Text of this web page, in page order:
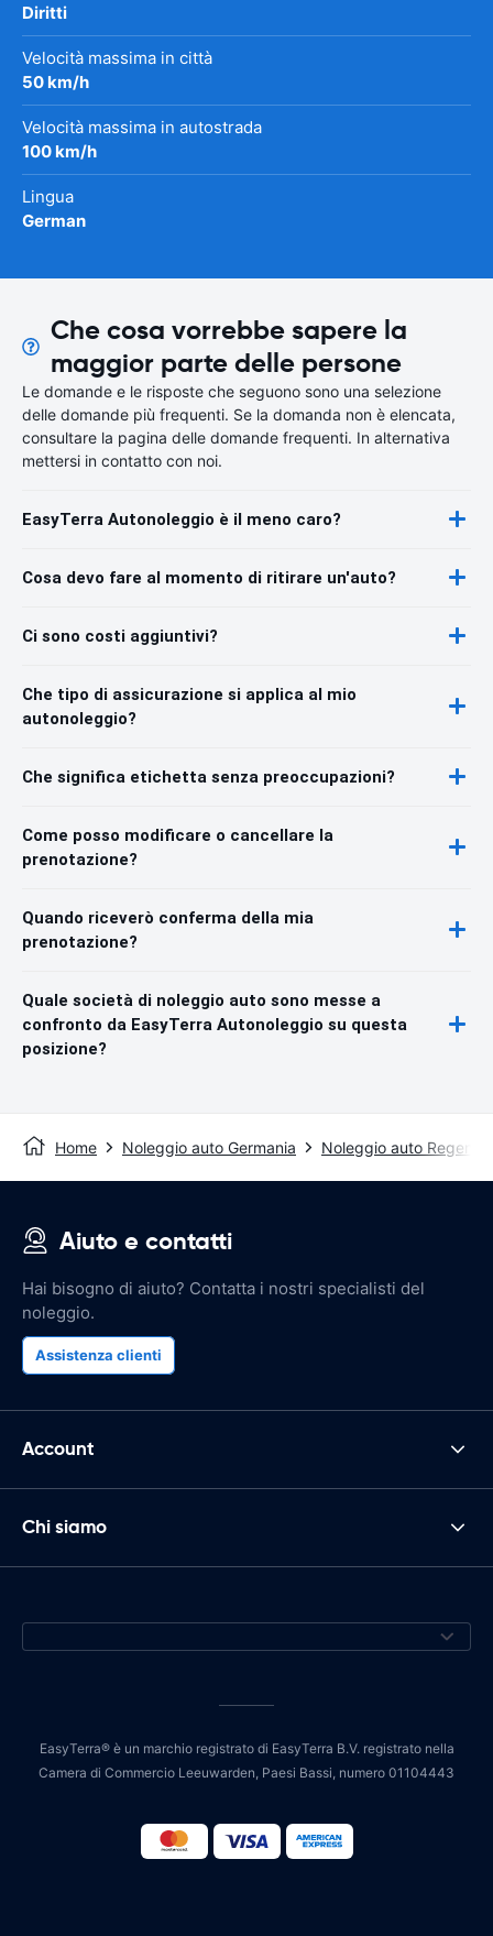
Diritti
Velocità massima in città
50 km/h
Velocità massima in autostrada
100 km/h
Lingua
German
Che cosa vorrebbe sapere la
maggior parte delle persone
Le domande e le risposte che seguono sono una selezione
delle domande più frequenti. Se la domanda non è elencata,
consultare la pagina delle domande frequenti. In alternativa
mettersi in contatto con noi.
EasyTerra Autonoleggio è il meno caro?
Cosa devo fare al momento di ritirare un'auto?
Ci sono costi aggiuntivi?
Che tipo di assicurazione si applica al mio
autonoleggio?
Che significa etichetta senza preoccupazioni?
Come posso modificare o cancellare la
prenotazione?
Quando riceverò conferma della mia
prenotazione?
Quale società di noleggio auto sono messe a
confronto da EasyTerra Autonoleggio su questa
posizione?
Home Noleggio auto Germania Noleggio auto
Aiuto e contatti
Hai bisogno di aiuto? Contatta i nostri specialisti del
noleggio.
Assistenza clienti
Account
Chi siamo
EasyTerra® è un marchio registrato di EasyTerra B.V. registrato nella
Camera di Commercio Leeuwarden, Paesi Bassi, numero 01104443